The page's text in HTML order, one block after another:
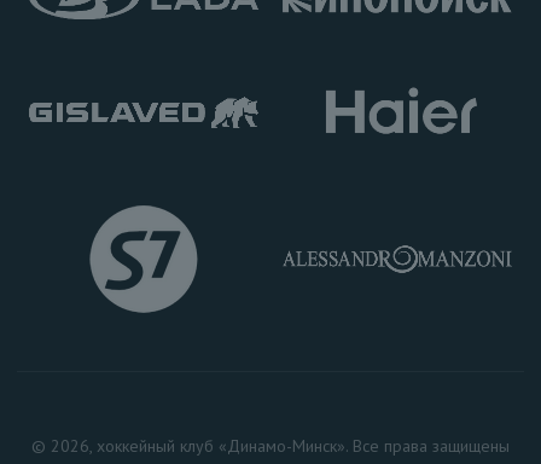
© 2026, хоккейный клуб «Динамо-Минск». Все права защищены